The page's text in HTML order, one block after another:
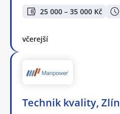
25 000 – 35 000 Kč
včerejší
Technik kvality, Zlín